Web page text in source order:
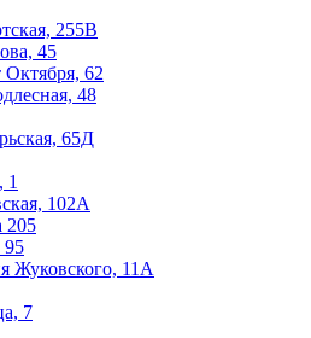
255В
45
62
48
65Д
1
102А
205
Жуковского, 11А
7